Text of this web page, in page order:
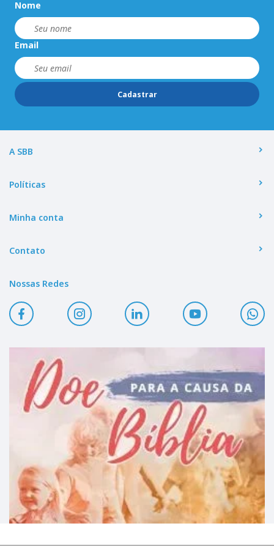
Nome
Email
Cadastrar
A SBB
Políticas
Minha conta
Contato
Nossas Redes